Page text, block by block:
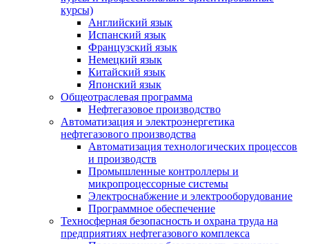
курсы)
Английский язык
Испанский язык
Французский язык
Немецкий язык
Китайский язык
Японский язык
Общеотраслевая программа
Нефтегазовое производство
Автоматизация и электроэнергетика
нефтегазового производства
Автоматизация технологических процессов
и производств
Промышленные контроллеры и
микропроцессорные системы
Электроснабжение и электрооборудование
Программное обеспечение
Техносферная безопасность и охрана труда на
предприятиях нефтегазового комплекса